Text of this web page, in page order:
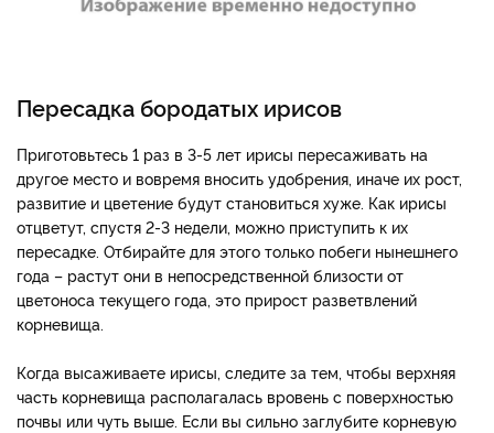
Пересадка бородатых ирисов
Приготовьтесь 1 раз в 3-5 лет ирисы пересаживать на
другое место и вовремя вносить удобрения, иначе их рост,
развитие и цветение будут становиться хуже. Как ирисы
отцветут, спустя 2-3 недели, можно приступить к их
пересадке. Отбирайте для этого только побеги нынешнего
года – растут они в непосредственной близости от
цветоноса текущего года, это прирост разветвлений
корневища.
Когда высаживаете ирисы, следите за тем, чтобы верхняя
часть корневища располагалась вровень с поверхностью
почвы или чуть выше. Если вы сильно заглубите корневую